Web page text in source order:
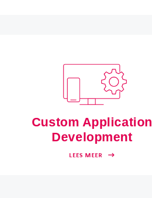
Custom Application
Development
LEES MEER